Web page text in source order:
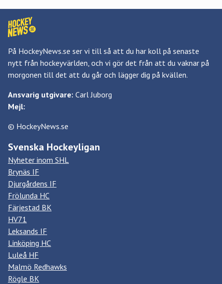
På HockeyNews.se ser vi till så att du har koll på senaste
nytt från hockeyvärlden, och vi gör det från att du vaknar på
morgonen till det att du går och lägger dig på kvällen.
Ansvarig utgivare: Carl Juborg
Mejl:
© HockeyNews.se
Svenska Hockeyligan
Nyheter inom SHL
Brynäs IF
Djurgårdens IF
Frölunda HC
Färjestad BK
HV71
Leksands IF
Linköping HC
Luleå HF
Malmö Redhawks
Rögle BK